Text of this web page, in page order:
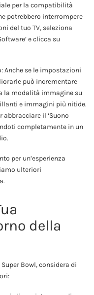
per la compatibilità
potrebbero interrompere
del tuo TV, seleziona
e clicca su
Anche se le impostazioni
può incrementare
la modalità immagine su
e immagini più nitide.
il ‘Suono
completamente in un
per un’esperienza
ulteriori
della
Bowl, considera di